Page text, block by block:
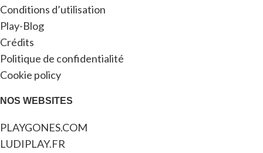
Conditions d’utilisation
Play-Blog
Crédits
Politique de confidentialité
Cookie policy
NOS WEBSITES
PLAYGONES.COM
LUDIPLAY.FR